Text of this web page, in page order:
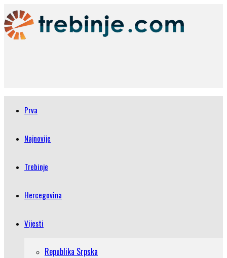
Prva
Najnovije
Trebinje
Hercegovina
Vijesti
Republika Srpska